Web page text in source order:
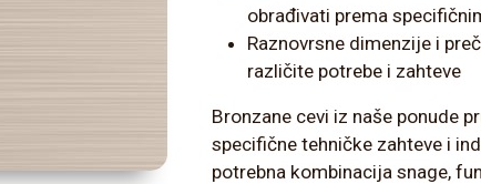
obrađivati prema
Raznovrsne dimenzije i
različite potrebe i zahteve
Bronzane cevi iz naše ponude
specifične tehničke zahteve i
potrebna kombinacija snage,